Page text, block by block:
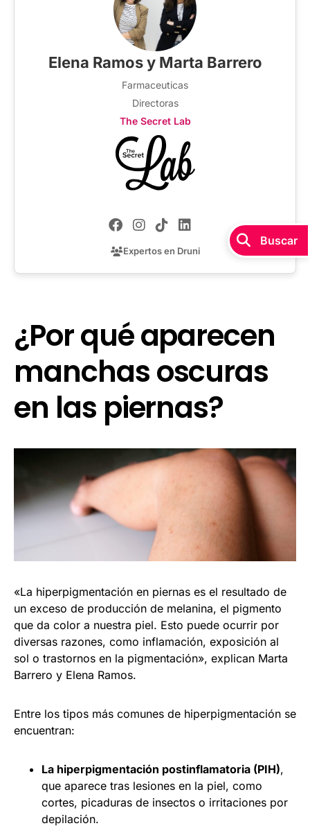
Elena Ramos y Marta Barrero
Farmaceuticas
Directoras
The Secret Lab
Expertos en Druni
¿Por qué aparecen
manchas oscuras
en las piernas?
«La hiperpigmentación en piernas es el resultado de
un exceso de producción de melanina, el pigmento
que da color a nuestra piel. Esto puede ocurrir por
diversas razones, como inflamación, exposición al
sol o trastornos en la pigmentación», explican Marta
Barrero y Elena Ramos.
Entre los tipos más comunes de hiperpigmentación se
encuentran:
La hiperpigmentación postinflamatoria (PIH),
que aparece tras lesiones en la piel, como
cortes, picaduras de insectos o irritaciones por
depilación.